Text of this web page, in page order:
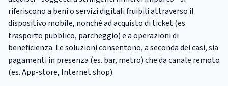
riferiscono a beni o servizi digitali fruibili attraverso il
dispositivo mobile, nonché ad acquisto di ticket (es
trasporto pubblico, parcheggio) e a operazioni di
beneficienza. Le soluzioni consentono, a seconda dei casi, sia
pagamenti in presenza (es. bar, metro) che da canale remoto
(es. App-store, Internet shop).